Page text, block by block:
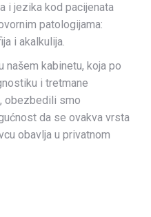
i jezika kod pacijenata
patologijama:
i akalkulija.
našem kabinetu, koja po
i tretmane
obezbedili smo
da se ovakva vrsta
obavlja u privatnom